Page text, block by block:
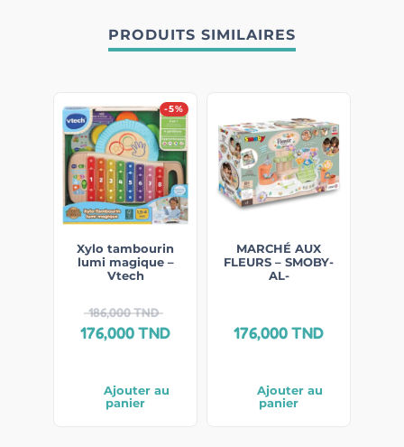
PRODUITS SIMILAIRES
-5%
Xylo tambourin
lumi magique –
Vtech
186,000TND
176,000TND
Ajouter au
panier
MARCHÉ AUX
FLEURS – SMOBY-
AL-
176,000TND
Ajouter au
panier